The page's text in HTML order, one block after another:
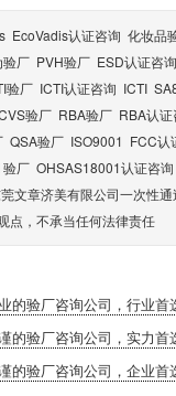
EcoVadis​认证咨询 化妆品
验厂 PVH验厂 ESD认证咨询
验厂 ICTI认证咨询 ICTI
验厂 RBA验厂 RBA认证
QSA验厂 ISO9001 FCC认
验厂 OHSAS18001认证咨询
文章济美有限公司一次性
点，不承当任何法律责任
的验厂咨询公司，行业首
的验厂咨询公司，实力首
的验厂咨询公司，企业首